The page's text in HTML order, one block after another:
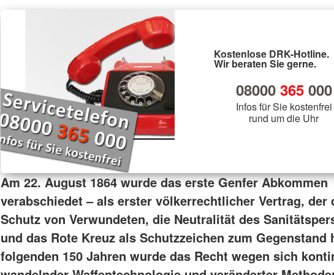
Kostenlose DRK-Hotline.
Wir beraten Sie gerne.
08000 365000
Infos für Sie kostenfrei
rund um die Uhr
Am 22. August 1864 wurde das erste Genfer Abkommen
verabschiedet – als erster völkerrechtlicher Vertrag, der
Schutz von Verwundeten, die Neutralität des
und das Rote Kreuz als Schutzzeichen zum Gegenstand
folgenden 150 Jahren wurde das Recht wegen sich